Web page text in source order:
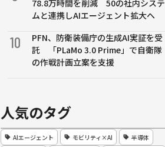
78.8万時間を削減 50の社内システ
ムと連携しAIエージェント拡大へ
10
PFN、防衛装備庁の生成AI実証を受
託 「PLaMo 3.0 Prime」で自衛隊
の作戦計画立案を支援
人気のタグ
AIエージェント モビリティ×AI
半導体